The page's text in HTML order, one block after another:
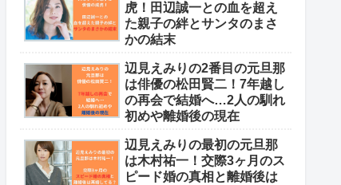
虎！田辺誠一との血を超え
た親子の絆とサンタのまさ
かの結末
辺見えみりの2番目の元旦那
は俳優の松田賢二！7年越し
の再会で結婚へ…2人の馴れ
初めや離婚後の現在
辺見えみりの最初の元旦那
は木村祐一！交際3ヶ月のス
ピード婚の真相と離婚後は